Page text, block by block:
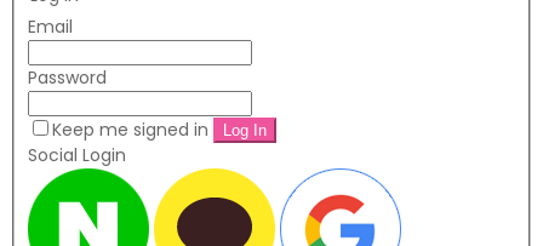
Email
Password
Keep me signed in
Social Login